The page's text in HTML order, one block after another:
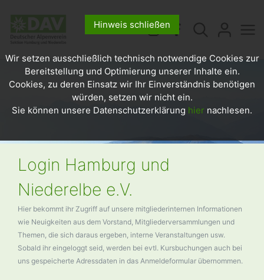
Login Hamburg und
Niederelbe e.V.
Hier bekommt ihr Zugriff auf unsere mitgliederinternen Informationen
wie Neuigkeiten aus dem Vorstand, Mitgliederversammlungen und
Themen, die sich daraus ergeben, interne Veranstaltungen usw.
Sobald ihr eingeloggt seid, werden bei evtl. Kursbuchungen auch bei
uns gespeicherte Adressdaten in das Anmeldeformular übernommen.
Hinweis schließen
Wir setzen ausschließlich technisch notwendige Cookies zur
Bereitstellung und Optimierung unserer Inhalte ein.
Cookies, zu deren Einsatz wir Ihr Einverständnis benötigen
würden, setzen wir nicht ein.
Sie können unsere Datenschutzerklärung hier nachlesen.